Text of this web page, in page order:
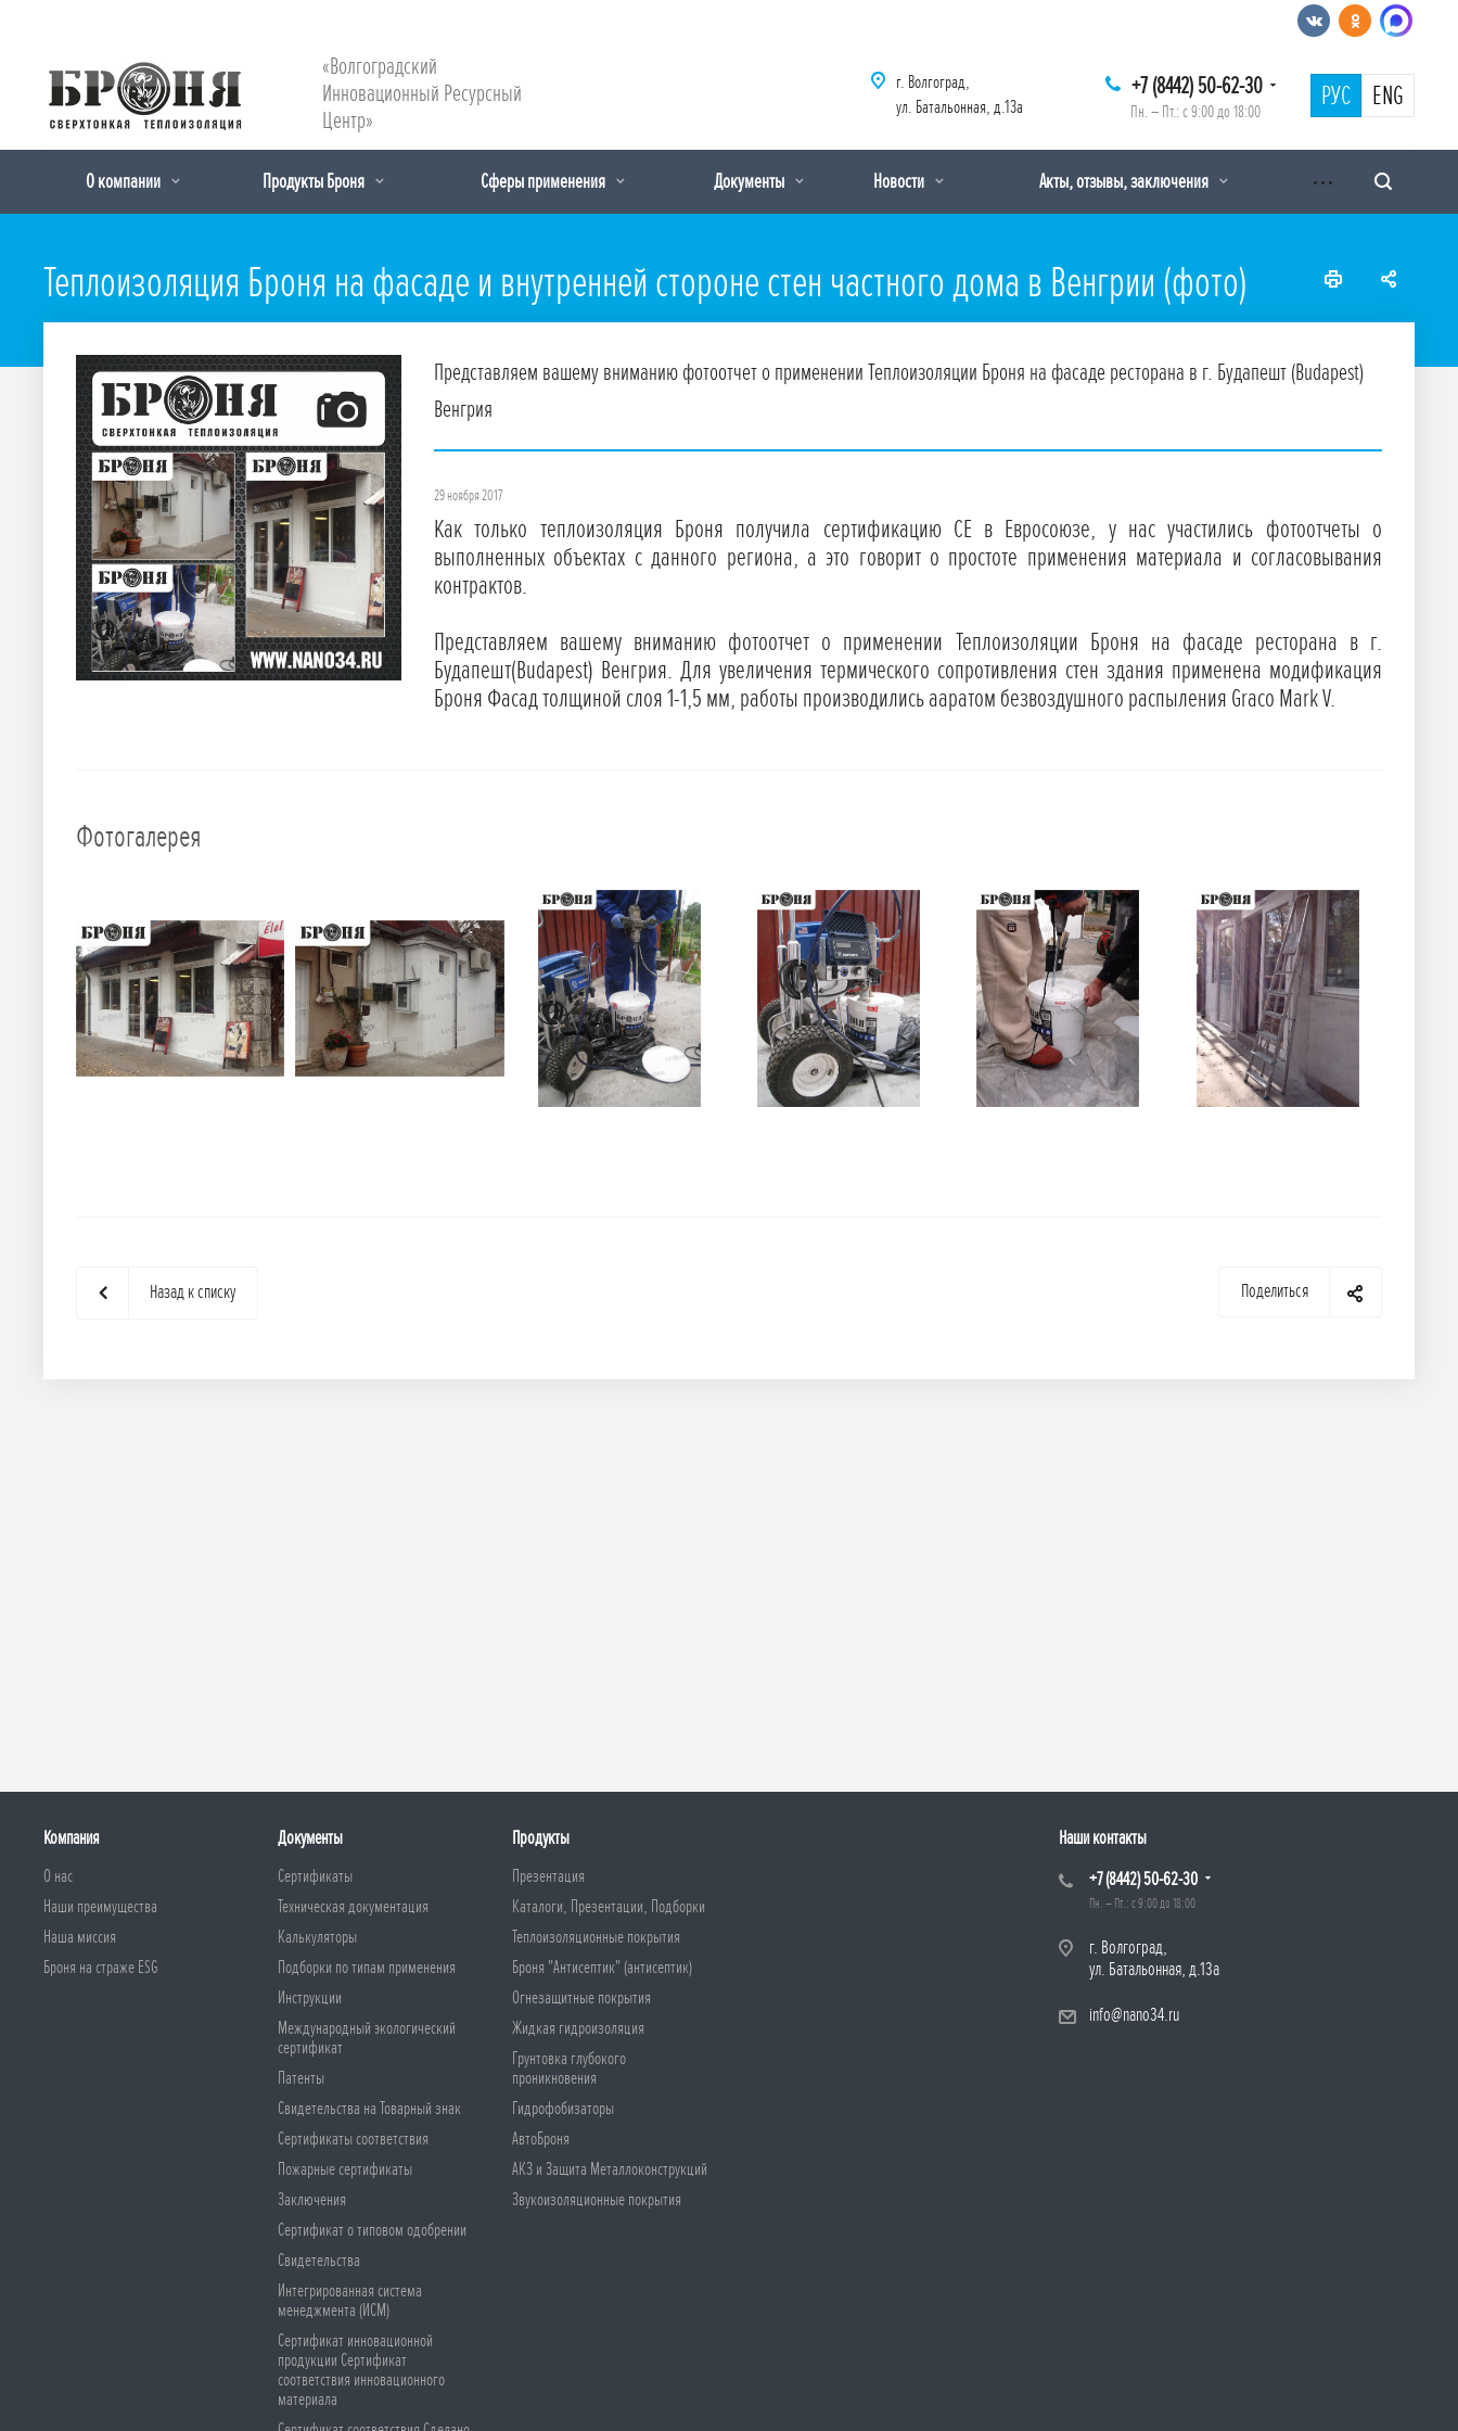
«Волгоградский
Инновационный Ресурсный
Центр»
+7 (8442) 50-62-30
Пн. – Пт.: с 9:00 до 18:00 РУС ENG
г. Волгоград,
ул. Батальонная, д.13а
О компании Продукты Броня Сферы применения Документы Новости Акты, отзывы, заключения
Теплоизоляция Броня на фасаде и внутренней стороне стен частного дома в Венгрии (фото)
Представляем вашему вниманию фотоотчет о применении Теплоизоляции Броня на фасаде ресторана в г. Будапешт (Budapest)
Венгрия
29 ноября 2017
Как только теплоизоляция Броня получила сертификацию CE в Евросоюзе, у нас участились фотоотчеты о
выполненных объектах с данного региона, а это говорит о простоте применения материала и согласовывания
контрактов.
Представляем вашему вниманию фотоотчет о применении Теплоизоляции Броня на фасаде ресторана в г.
Будапешт(Budapest) Венгрия. Для увеличения термического сопротивления стен здания применена модификация
Броня Фасад толщиной слоя 1-1,5 мм, работы производились ааратом безвоздушного распыления Graco Mark V.
Фотогалерея
Поделиться
Назад к списку
Компания
О нас
Наши преимущества
Наша миссия
Броня на страже ESG
Документы
Сертификаты
Техническая документация
Калькуляторы
Подборки по типам применения
Инструкции
Международный экологический
сертификат
Патенты
Свидетельства на Товарный знак
Сертификаты соответствия
Пожарные сертификаты
Заключения
Сертификат о типовом одобрении
Свидетельства
Интегрированная система
менеджмента (ИСМ)
Сертификат инновационной
продукции Сертификат
соответствия инновационного
материала
Продукты
Презентация
Каталоги, Презентации, Подборки
Теплоизоляционные покрытия
Броня "Антисептик" (антисептик)
Огнезащитные покрытия
Жидкая гидроизоляция
Грунтовка глубокого
проникновения
Гидрофобизаторы
АвтоБроня
АКЗ и Защита Металлоконструкций
Звукоизоляционные покрытия
Наши контакты
+7 (8442) 50-62-30
Пн. – Пт.: с 9:00 до 18:00
г. Волгоград,
ул. Батальонная, д.13а
info@nano34.ru